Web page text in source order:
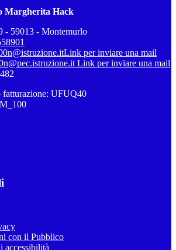
Margherita Hack
- 59013 - Montemurlo
Link per inviare una mail
Link per inviare una mail
fatturazione: UFUQ40
con il Pubblico
accessibilità